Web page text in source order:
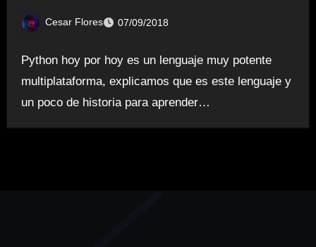
Cesar Flores 07/09/2018
Python hoy por hoy es un lenguaje muy potente
multiplataforma, explicamos que es este lenguaje y
un poco de historia para aprender…